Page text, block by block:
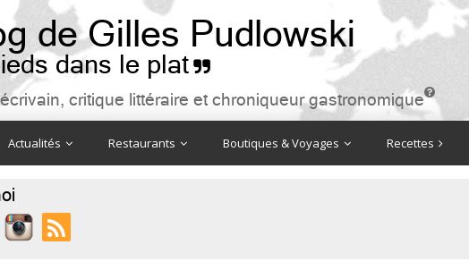
de Gilles Pudlowski
dans le plat 
critique littéraire et chroniqueur gastronomique

Actualités Restaurants Boutiques & Voyages Recettes
